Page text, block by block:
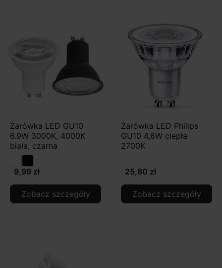
Żarówka LED GU10
6.9W 3000K, 4000K
biała, czarna
9,99 zł
Zobacz szczegóły
Żarówka LED Philips
GU10 4,6W ciepła
2700K
25,80 zł
Zobacz szczegóły